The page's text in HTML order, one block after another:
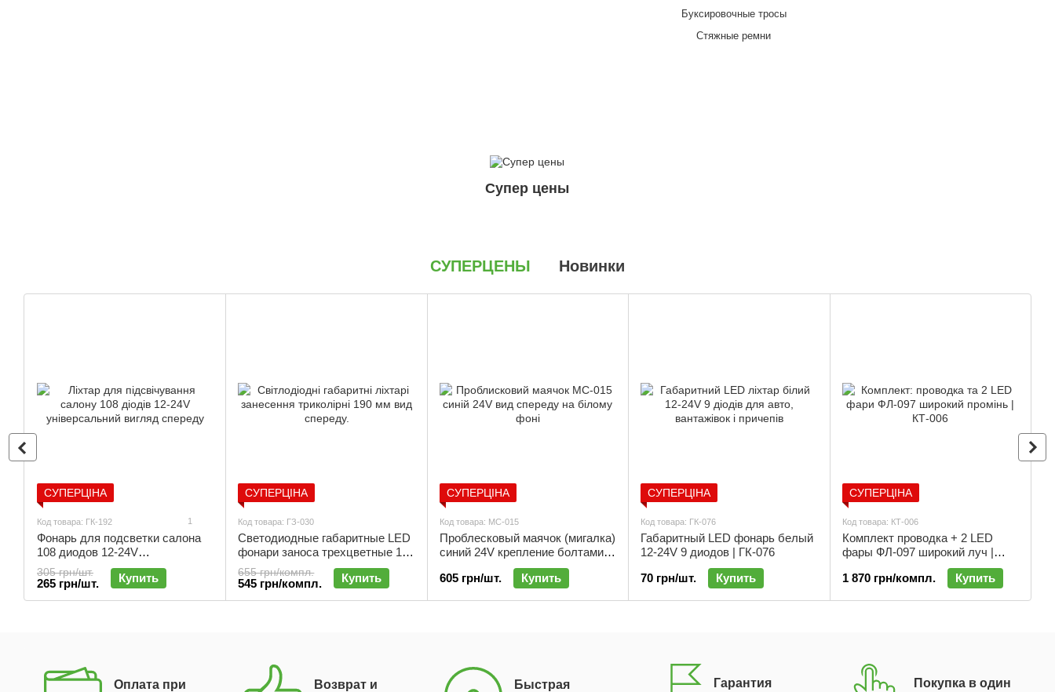
Буксировочные тросы
Стяжные ремни
Супер цены
СУПЕРЦЕНЫ Новинки
СУПЕРЦІНА
Код товара: ГК-192 1
Фонарь для подсветки салона
108 диодов 12-24V
универсальный | ГК-192
305 грн/шт.
265 грн/шт. Купить
СУПЕРЦІНА
Код товара: ГЗ-030
Светодиодные габаритные LED
фонари заноса трехцветные 14
диодов 12-24V 190мм (цена за 2
шт.) | ГЗ-030
655 грн/компл.
545 грн/компл. Купить
СУПЕРЦІНА
Код товара: МС-015
Проблесковый маячок (мигалка)
синий 24V крепление болтами |
605 грн/шт.
Купить
СУПЕРЦІНА
Код товара: ГК-076
Габаритный LED фонарь белый
12-24V 9 диодов | ГК-076
70 грн/шт.
Купить
СУПЕРЦІНА
Код товара: КТ-006
Комплект проводка + 2 LED
фары ФЛ-097 широкий луч |
1 870 грн/компл.
Купить
Оплата при
Возврат и
Быстрая
Гарантия
Покупка в один